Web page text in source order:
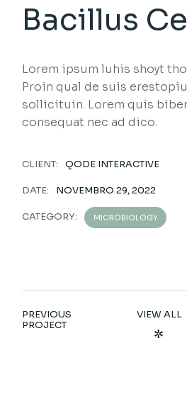
Bacillus
Lorem ipsum luhis shoyt
Proin qual de suis
sollicituin. Lorem quis
consequat nec ad dico.
CLIENT: QODE INTERACTIVE
DATE: NOVEMBRO 29, 2022
CATEGORY: MICROBIOLOGY
PREVIOUS
PROJECT
VIEW ALL